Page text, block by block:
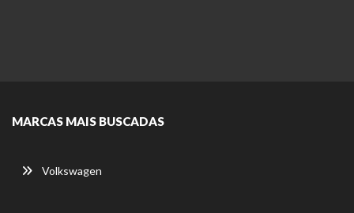
MARCAS MAIS BUSCADAS
Volkswagen